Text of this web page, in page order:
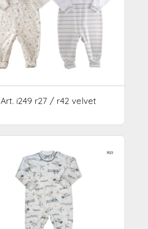
Art. i249 r27 / r42 velvet